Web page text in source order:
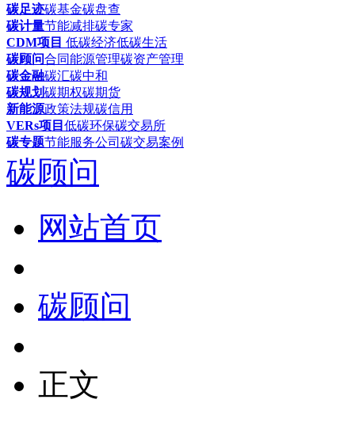
碳足迹碳基金碳盘查
碳计量节能减排碳专家
CDM项目 低碳经济低碳生活
碳顾问合同能源管理碳资产管理
碳金融碳汇碳中和
碳规划碳期权碳期货
新能源政策法规碳信用
VERs项目 低碳环保碳交易所
碳专题节能服务公司 碳交易案例
碳顾问
网站首页
碳顾问
正文